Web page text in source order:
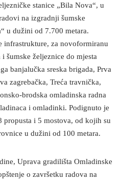
stanice „Bila Nova“, u
na izgradnji šumske
u dužini od 7.700 metara.
infrastrukture, za novoformiranu
šumske željeznice do mjesta
banjalučka sreska brigada, Prva
zagrebačka, Treća travnička,
brodska omladinska radna
i omladinki. Podignuto je
i 5 mostova, od kojih su
u dužini od 100 metara.
Uprava gradilišta Omladinske
o završetku radova na